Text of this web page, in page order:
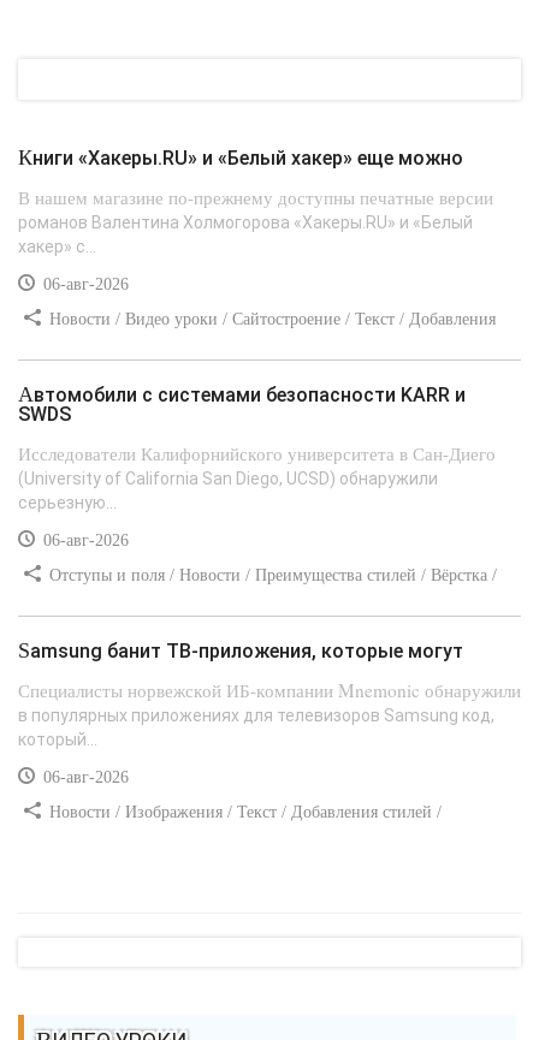
Книги «Хакеры.RU» и «Белый хакер» еще можно
В нашем магазине по-прежнему доступны печатные версии
романов Валентина Холмогорова «Хакеры.RU» и «Белый
хакер» с...
06-авг-2026
Новости / Видео уроки / Сайтостроение / Текст / Добавления
Автомобили с системами безопасности KARR и
SWDS
Исследователи Калифорнийского университета в Сан-Диего
(University of California San Diego, UCSD) обнаружили
серьезную...
06-авг-2026
Отступы и поля / Новости / Преимущества стилей / Вёрстка /
Samsung банит ТВ-приложения, которые могут
Специалисты норвежской ИБ-компании Mnemonic обнаружили
в популярных приложениях для телевизоров Samsung код,
который...
06-авг-2026
Новости / Изображения / Текст / Добавления стилей /